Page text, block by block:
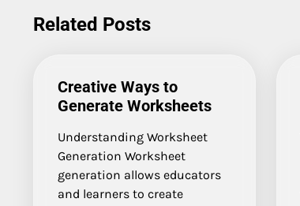
Related Posts
Creative Ways to
Generate Worksheets
Understanding Worksheet
Generation Worksheet
generation allows educators
and learners to create